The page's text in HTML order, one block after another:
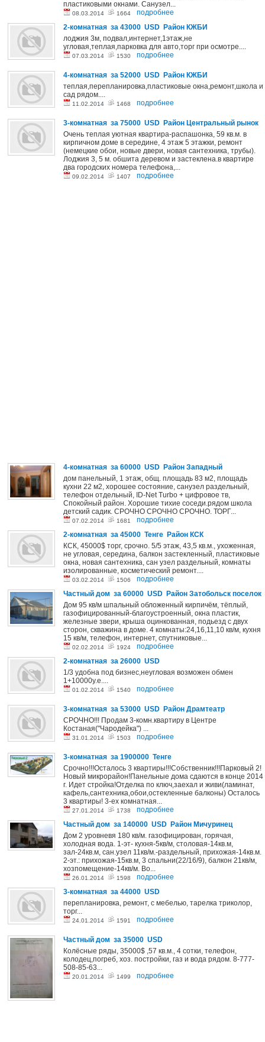
пластиковыми окнами. Санузел...
08.03.2014 1664
подробнее
2-комнатная за 43000 USD Район КЖБИ
лоджия 3м, подвал,интернет,1этаж,не
угловая,теплая,парковка для авто,торг при осмотре....
07.03.2014 1530 подробнее
4-комнатная за 52000 USD Район КЖБИ
теплая,перепланировка,пластиковые окна,ремонт,школа и
сад рядом....
11.02.2014 1468 подробнее
3-комнатная за 75000 USD Район Центральный рынок
Очень теплая уютная квартира-распашонка, 59 кв.м. в
кирпичном доме в середине, 4 этаж 5 этажки, ремонт
(немецкие обои, новые двери, новая сантехника, трубы).
Лоджия 3, 5 м. обшита деревом и застеклена.в квартире
два городских номера телефона,...
09.02.2014 1407 подробнее
4-комнатная за 60000 USD Район Западный
дом панельный, 1 этаж, общ. площадь 83 м2, площадь
кухни 22 м2, хорошее состояние, санузел раздельный,
телефон отдельный, ID-Net Turbo + цифровое тв,
Спокойный район. Хорошие тихие соседи.рядом школа
детский садик. СРОЧНО СРОЧНО СРОЧНО. ТОРГ...
07.02.2014 1681
подробнее
2-комнатная за 45000 Тенге Район КСК
КСК, 45000$ торг, срочно. 5/5 этаж, 43,5 кв.м., ухоженная,
не угловая, середина, балкон застекленный, пластиковые
окна, новая сантехника, сан узел раздельный, комнаты
изолированные, косметический ремонт....
03.02.2014 1506
подробнее
Частный дом за 60000 USD Район Затобольск поселок
Дом 95 кв/м шпальный обложенный кирпичём, тёплый,
газофицированный-благоустроенный, окна пластик,
железные звери, крыша оцинкованная, подьезд с двух
сторон, скважина в доме. 4 комнаты:24,16,11,10 кв/м, кухня
15 кв/м, телефон, интернет, спутниковые...
02.02.2014 1924
подробнее
2-комнатная за 26000 USD
1/3 удобна под бизнес,неугловая возможен обмен
1+10000у.е....
01.02.2014 1540 подробнее
3-комнатная за 53000 USD Район Драмтеатр
СРОЧНО!!! Продам 3-комн.квартиру в Центре
Костаная("Чародейка") ...
31.01.2014 1503 подробнее
3-комнатная за 1900000 Тенге
Срочно!!!Осталось 3 квартиры!!!Собственник!!!Парковый 2!
Новый микрорайон!Панельные дома сдаются в конце 2014
г. Идет стройка!Отделка по ключ,заехал и живи(ламинат,
кафель,сантехника,обои,остекленные балконы) Осталось
3 квартиры! 3-ех комнатная...
27.01.2014 1738
подробнее
Частный дом за 140000 USD Район Мичуринец
Дом 2 уровневя 180 кв/м. газофицирован, горячая,
холодная вода. 1-эт- кухня-5кв/м, столовая-14кв.м,
зал-24кв.м, сан.узел 11кв/м.-раздельный, прихожая-14кв.м.
2-эт.: прихожая-15кв.м, 3 спальни(22/16/9), балкон 21кв/м,
хозпомещение-14кв/м. Во...
26.01.2014 1598
подробнее
3-комнатная за 44000 USD
перепланировка, ремонт, с мебелью, тарелка триколор,
торг...
24.01.2014 1591 подробнее
Частный дом за 35000 USD
Колёсные ряды, 35000$ ,57 кв.м., 4 сотки, телефон,
колодец,погреб, хоз. постройки, газ и вода рядом. 8-777-
508-85-63...
20.01.2014 1499 подробнее